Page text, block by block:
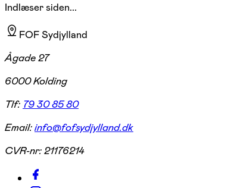
Indlæser siden...
FOF Sydjylland
Ågade 27
6000 Kolding
Tlf: 79 30 85 80
Email:info@fofsydjylland.dk
CVR-nr:21176214